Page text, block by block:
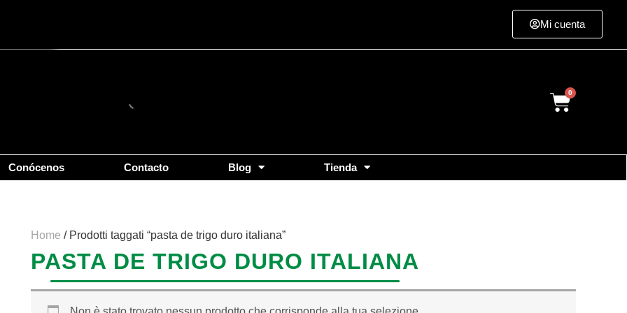
Mi cuenta
Cart
Conócenos Contacto Blog Tienda
Home / Prodotti taggati “pasta de trigo duro italiana”
PASTA DE TRIGO DURO ITALIANA